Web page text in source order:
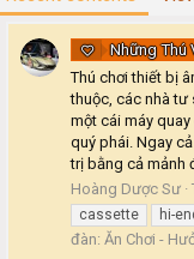
Những Thú
Thú chơi thiết bị
thuộc, các nhà tư
một cái máy
quý phái. Ngay
trị bằng cả mảnh
Hoàng Dược Sư
cassette
hi-
đàn: Ăn Chơi -